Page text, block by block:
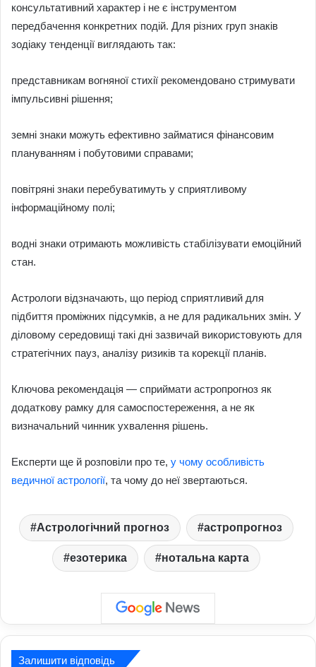
консультативний характер і не є інструментом
передбачення конкретних подій. Для різних груп знаків
зодіаку тенденції виглядають так:
представникам вогняної стихії рекомендовано стримувати
імпульсивні рішення;
земні знаки можуть ефективно займатися фінансовим
плануванням і побутовими справами;
повітряні знаки перебуватимуть у сприятливому
інформаційному полі;
водні знаки отримають можливість стабілізувати емоційний
стан.
Астрологи відзначають, що період сприятливий для
підбиття проміжних підсумків, а не для радикальних змін. У
діловому середовищі такі дні зазвичай використовують для
стратегічних пауз, аналізу ризиків та корекції планів.
Ключова рекомендація — сприймати астропрогноз як
додаткову рамку для самоспостереження, а не як
визначальний чинник ухвалення рішень.
Експерти ще й розповіли про те, у чому особливість
ведичної астрології, та чому до неї звертаються.
Астрологічний прогноз астропрогноз
езотерика нотальна карта
Залишити відповідь